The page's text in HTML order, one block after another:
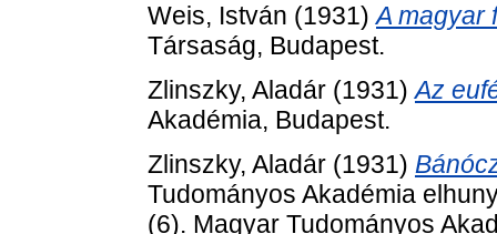
Weis, István (1931)A magyar
Társaság, Budapest.
Zlinszky, Aladár (1931)Az
Akadémia, Budapest.
Zlinszky, Aladár (1931)
Tudományos Akadémia
(6). Magyar Tudományos